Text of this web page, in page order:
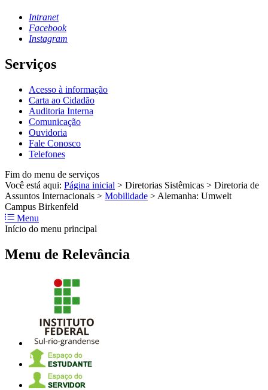
Intranet
Facebook
Instagram
Serviços
Acesso à informação
Carta ao Cidadão
Auditoria Interna
Comunicação
Ouvidoria
Fale Conosco
Telefones
Fim do menu de serviços
Você está aqui: Página inicial > Diretorias Sistêmicas > Diretoria de
Assuntos Internacionais > Mobilidade > Alemanha: Umwelt
Campus Birkenfeld
Menu
Início do menu principal
Menu de Relevância